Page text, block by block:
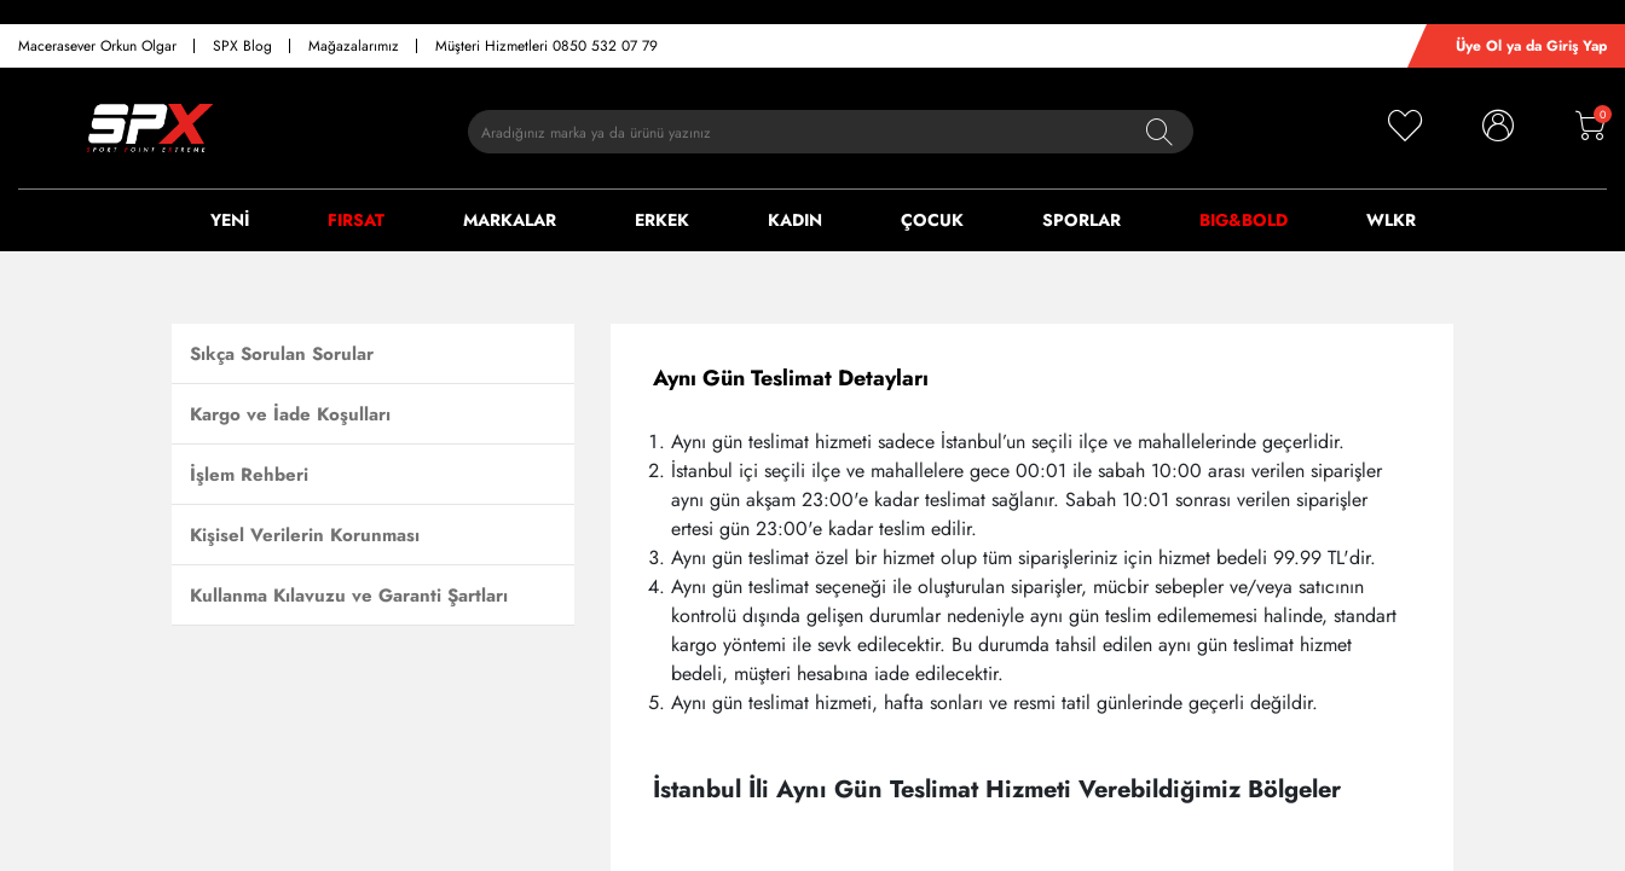
Macerasever Orkun Olgar SPX Blog Mağazalarımız Müşteri Hizmetleri 0850 532 07 79 Üye Ol ya da Giriş Yap
0
YENİ FIRSAT MARKALAR ERKEK KADIN ÇOCUK SPORLAR BIG&BOLD WLKR
Sıkça Sorulan Sorular
Kargo ve İade Koşulları
İşlem Rehberi
Kişisel Verilerin Korunması
Kullanma Kılavuzu ve Garanti Şartları
Aynı Gün Teslimat Detayları
Aynı gün teslimat hizmeti sadece İstanbul’un seçili ilçe ve mahallelerinde geçerlidir.
İstanbul içi seçili ilçe ve mahallelere gece 00:01 ile sabah 10:00 arası verilen siparişler
aynı gün akşam 23:00'e kadar teslimat sağlanır. Sabah 10:01 sonrası verilen siparişler
ertesi gün 23:00'e kadar teslim edilir.
Aynı gün teslimat özel bir hizmet olup tüm siparişleriniz için hizmet bedeli 99.99 TL'dir.
Aynı gün teslimat seçeneği ile oluşturulan siparişler, mücbir sebepler ve/veya satıcının
kontrolü dışında gelişen durumlar nedeniyle aynı gün teslim edilememesi halinde, standart
kargo yöntemi ile sevk edilecektir. Bu durumda tahsil edilen aynı gün teslimat hizmet
bedeli, müşteri hesabına iade edilecektir.
Aynı gün teslimat hizmeti, hafta sonları ve resmi tatil günlerinde geçerli değildir.
İstanbul İli Aynı Gün Teslimat Hizmeti Verebildiğimiz Bölgeler